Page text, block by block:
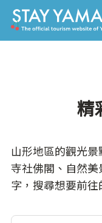
精
山形地區的觀光
寺社佛閣、自然
字，搜尋想要前往